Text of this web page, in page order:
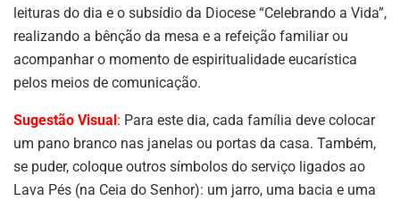
leituras do dia e o subsídio da Diocese “Celebrando a Vida”,
realizando a bênção da mesa e a refeição familiar ou
acompanhar o momento de espiritualidade eucarística
pelos meios de comunicação.
Sugestão Visual: Para este dia, cada família deve colocar
um pano branco nas janelas ou portas da casa. Também,
se puder, coloque outros símbolos do serviço ligados ao
Lava Pés (na Ceia do Senhor): um jarro, uma bacia e uma